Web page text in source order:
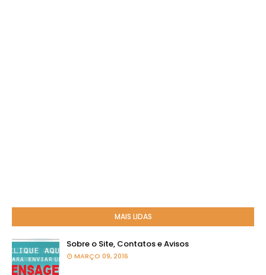
MAIS LIDAS
Sobre o Site, Contatos e Avisos
MARÇO 09, 2016